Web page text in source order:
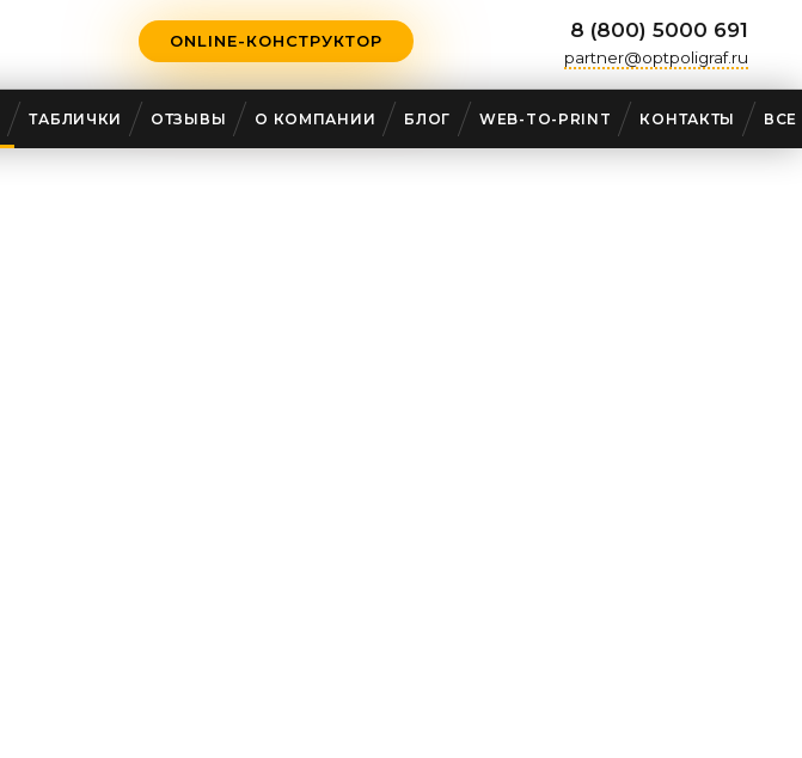
ONLINE-КОНСТРУКТОР 8 (800) 5000 691
partner@optpoligraf.ru
ТАБЛИЧКИ ОТЗЫВЫ О КОМПАНИИ БЛОГ WEB-TO-PRINT КОНТАКТЫ ВСЕ